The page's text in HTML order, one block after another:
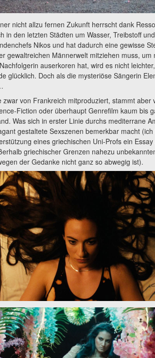
nicht allzu fernen Zukunft herrscht dank
in den letzten Städten um Wasser, Treibstoff
Nikos und hat dadurch eine gewisse
gewaltreichen Männerwelt mitziehen muss,
auserkoren hat, wird es nicht
glücklich. Doch als die mysteriöse Sängerin
zwar von Frankreich mitproduziert, stammt
Fiction oder überhaupt Genrefilm kaum bis
Was sich in erster Linie durchs mediterrane
gestaltete Sexszenen bemerkbar macht
eines griechischen Uni-Profs ein
griechischer Grenzen nahezu
der Gedanke nicht ganz so abwegig ist).